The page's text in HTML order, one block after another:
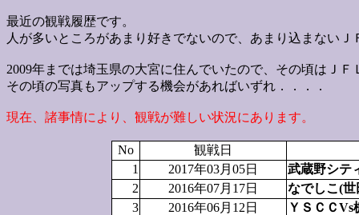
最近の観戦履歴です。
人が多いところがあまり好きでないので、あまり込まないＪ
2009年までは埼玉県の大宮に住んでいたので、その頃はＪ
その頃の写真もアップする機会があればいずれ．．．．
現在、諸事情により、観戦が難しい状況にあります。
No
観戦日
1
2017年03月05日
武蔵野シテ
2
2016年07月17日
なでしこ(
3
2016年06月12日
ＹＳＣＣVs